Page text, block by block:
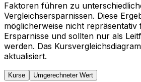
Faktoren führen zu
Vergleichsersparnissen. Diese
möglicherweise nicht
Ersparnisse und sollten nur als
werden. Das
aktualisiert.
Kurse Umgerechneter Wert